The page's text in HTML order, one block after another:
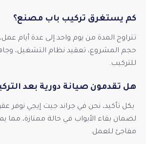
كم يستغرق تركيب باب مصنع؟
تتراوح المدة من يوم واحد إلى عدة أيام
حجم المشروع، تعقيد نظام التشغيل،
للتركيب.
هل تقدمون صيانة دورية بعد
بكل تأكيد، نحن في جراند جيت إيجي نوفر
لضمان بقاء الأبواب في حالة ممتازة، مما
مفاجئ للعمل.